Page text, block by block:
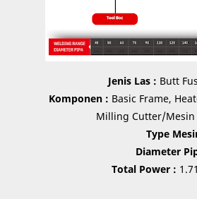
Jenis Las : Butt
Komponen : Basic Frame,
Milling Cutter/Mesin
Type
Diameter
Total Power :